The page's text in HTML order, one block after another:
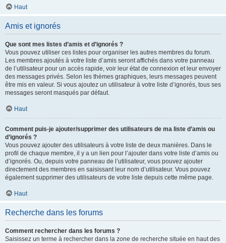
Haut
Amis et ignorés
Que sont mes listes d’amis et d’ignorés ?
Vous pouvez utiliser ces listes pour organiser les autres membres du forum.
Les membres ajoutés à votre liste d’amis seront affichés dans votre panneau
de l’utilisateur pour un accès rapide, voir leur état de connexion et leur envoyer
des messages privés. Selon les thèmes graphiques, leurs messages peuvent
être mis en valeur. Si vous ajoutez un utilisateur à votre liste d’ignorés, tous ses
messages seront masqués par défaut.
Haut
Comment puis-je ajouter/supprimer des utilisateurs de ma liste d’amis ou
d’ignorés ?
Vous pouvez ajouter des utilisateurs à votre liste de deux manières. Dans le
profil de chaque membre, il y a un lien pour l’ajouter dans votre liste d’amis ou
d’ignorés. Ou, depuis votre panneau de l’utilisateur, vous pouvez ajouter
directement des membres en saisissant leur nom d’utilisateur. Vous pouvez
également supprimer des utilisateurs de votre liste depuis cette même page.
Haut
Recherche dans les forums
Comment rechercher dans les forums ?
Saisissez un terme à rechercher dans la zone de recherche située en haut des